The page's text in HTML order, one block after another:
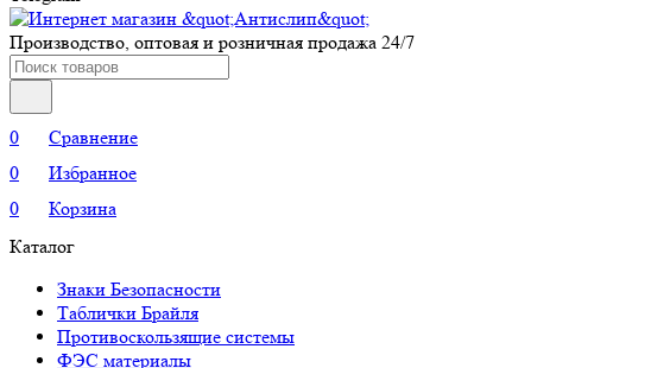
Производство, оптовая и розничная продажа 24/7
0
Сравнение
0
Избранное
0
Корзина
Каталог
Знаки Безопасности
Таблички Брайля
Противоскользящие системы
ФЭС материалы